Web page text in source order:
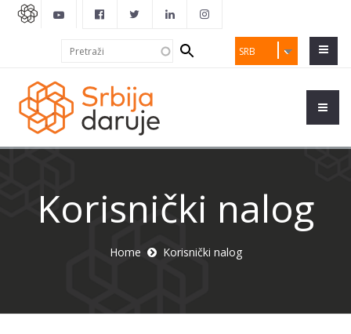
SRB
Search
form
Korisnički nalog
Home Korisnički nalog